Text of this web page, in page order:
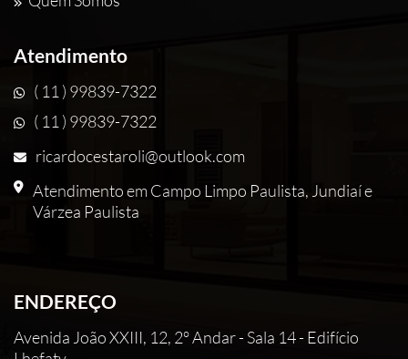
Atendimento
( 11 ) 99839-7322
( 11 ) 99839-7322
ricardocestaroli@outlook.com
Atendimento em Campo Limpo Paulista, Jundiaí e
Várzea Paulista
ENDEREÇO
Avenida João XXIII, 12, 2° Andar - Sala 14 - Edifício